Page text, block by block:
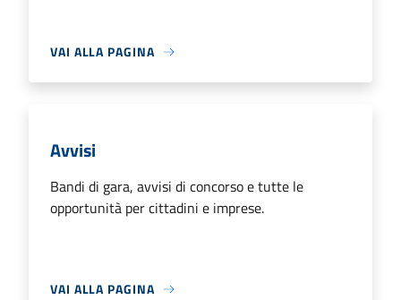
VAI ALLA PAGINA
Avvisi
Bandi di gara, avvisi di concorso e tutte le
opportunità per cittadini e imprese.
VAI ALLA PAGINA